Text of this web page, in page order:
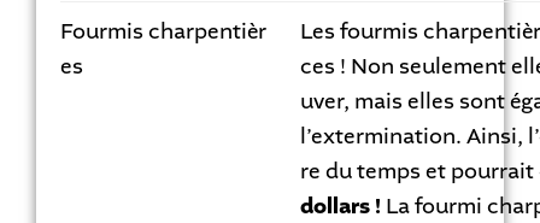
Fourmis charpentièr
es
Les fourmis
ces ! Non seulement
uver, mais elles sont
l’extermination. Ainsi,
re du temps et
dollars ! La fourmi